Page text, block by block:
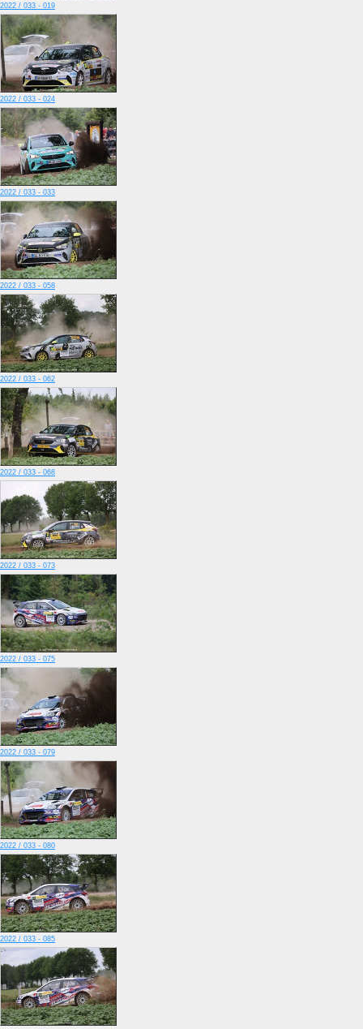
2022 / 033 - 019
2022 / 033 - 024
2022 / 033 - 033
2022 / 033 - 058
2022 / 033 - 062
2022 / 033 - 068
2022 / 033 - 073
2022 / 033 - 075
2022 / 033 - 079
2022 / 033 - 080
2022 / 033 - 085